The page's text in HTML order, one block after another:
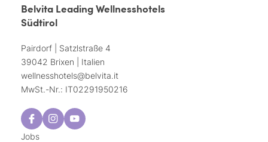
Belvita Leading Wellnesshotels
Südtirol
Pairdorf | Satzlstraße 4
39042 Brixen | Italien
wellnesshotels@belvita.it
MwSt.-Nr.: IT02291950216
Jobs